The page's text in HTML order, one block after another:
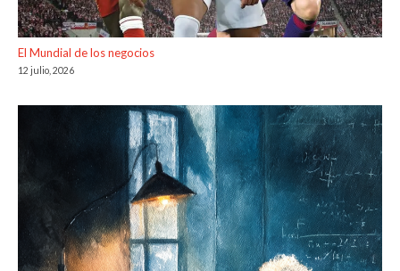
El Mundial de los negocios
12 julio, 2026